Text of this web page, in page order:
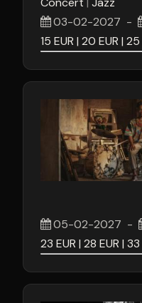
03-02-2027 -
15 EUR 20 EUR 25
05-02-2027 -
23 EUR 28 EUR 33